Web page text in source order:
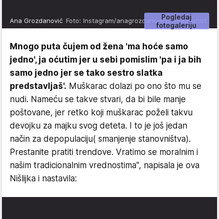
Pogledaj
fotogaleriju
Ana Grozdanović Foto: Instagram/anagrozdanovicc/screenshot
Mnogo puta čujem od žena 'ma hoće samo
jedno', ja oćutim jer u sebi pomislim 'pa i ja bih
samo jedno jer se tako sestro slatka
predstavljaš'. Muškarac dolazi po ono što mu se
nudi. Nameću se takve stvari, da bi bile manje
poštovane, jer retko koji muškarac poželi takvu
devojku za majku svog deteta. I to je još jedan
način za depopulaciju( smanjenje stanovništva).
Prestanite pratiti trendove. Vratimo se moralnim i
našim tradicionalnim vrednostima", napisala je ova
Nišlijka i nastavila: